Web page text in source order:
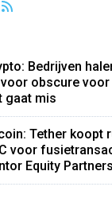
Bedrijven
obscure voor
gaat mis
Tether koopt
voor
Equity Partners